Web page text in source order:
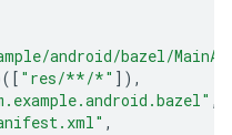
android/bazel/
([ "res/**/*" ]),
,
,